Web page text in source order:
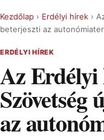
Kezdőlap › Erdélyi hírek ›
beterjeszti az
ERDÉLYI HÍREK
Az
Szövetség
az